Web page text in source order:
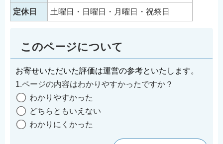
定休日 土曜日・日曜日・月曜日・祝祭日
このページについて
お寄せいただいた評価は運営の参考といたします。
1.ページの内容はわかりやすかったですか？
わかりやすかった
どちらともいえない
わかりにくかった